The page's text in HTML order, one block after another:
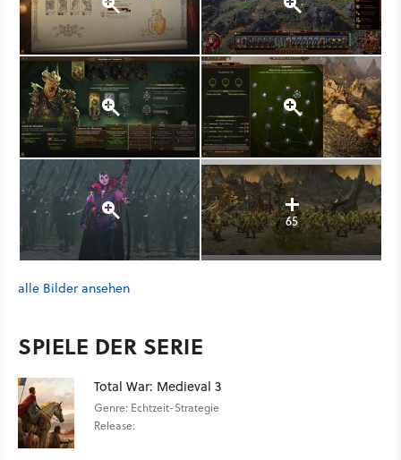
65
alle Bilder ansehen
SPIELE DER SERIE
Total War: Medieval 3
Genre: Echtzeit-Strategie
Release: